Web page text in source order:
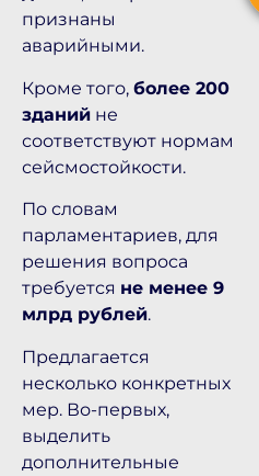
признаны
аварийными.
Кроме того, более 200
зданий не
соответствуют нормам
сейсмостойкости.
По словам
парламентариев, для
решения вопроса
требуется не менее 9
млрд рублей.
Предлагается
несколько конкретных
мер. Во-первых,
выделить
дополнительные